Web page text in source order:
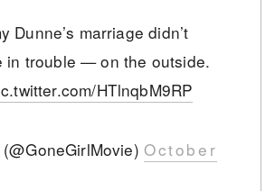
Dunne’s marriage didn’t
in trouble — on the outside.
HTlnqbM9RP
October